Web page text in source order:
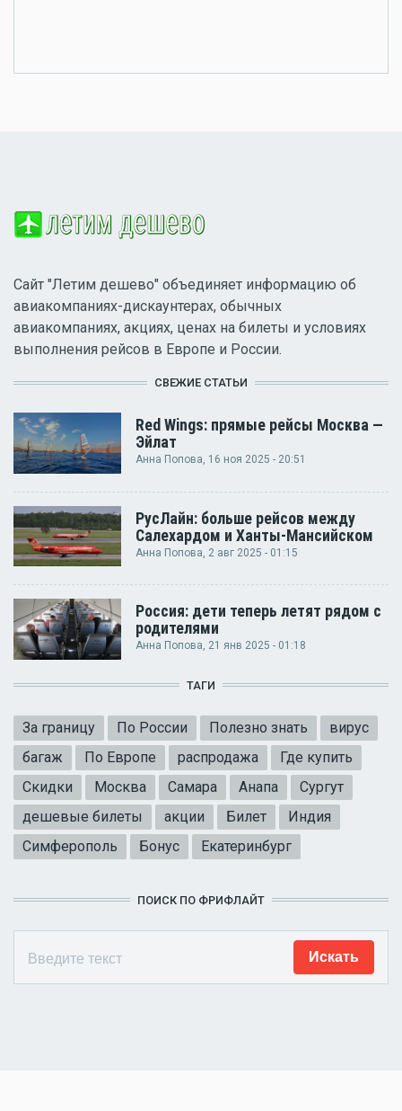
Сайт "Летим дешево" объединяет информацию об
авиакомпаниях-дискаунтерах, обычных
авиакомпаниях, акциях, ценах на билеты и условиях
выполнения рейсов в Европе и России.
СВЕЖИЕ СТАТЬИ
Red Wings: прямые рейсы Москва —
Эйлат
Анна Попова, 16 ноя 2025 - 20:51
РусЛайн: больше рейсов между
Салехардом и Ханты-Мансийском
Анна Попова , 2 авг 2025 - 01:15
Россия: дети теперь летят рядом с
родителями
Анна Попова, 21 янв 2025 - 01:18
ТАГИ
За границу По России Полезно знать
вирус
багаж
По Европе распродажа
Где купить
Скидки
Москва Самара Анапа
Сургут
дешевые билеты
акции Билет
Индия
Симферополь
Бонус Екатеринбург
ПОИСК ПО ФРИФЛАЙТ